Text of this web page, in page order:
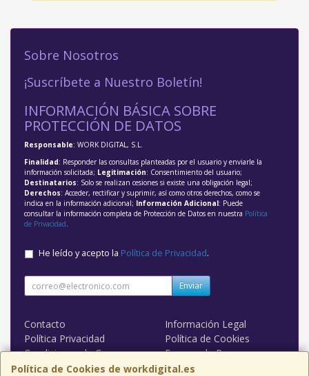
Política de Cookies de workdigital.es
Sobre Nosotros
¡Suscríbete a Nuestro Boletín!
INFORMACIÓN BÁSICA SOBRE
PROTECCIÓN DE DATOS
Responsable: WORK DIGITAL, S.L.
Finalidad: Responder las consultas planteadas por el usuario y enviarle la
información solicitada; Legitimación: Consentimiento del usuario;
Destinatarios: Solo se realizan cesiones si existe una obligación legal;
Derechos: Acceder, rectificar y suprimir, así como otros derechos, como se
indica en la información adicional; Información Adicional: Puede
consultar la información completa de Protección de Datos en nuestra Política
de Privacidad.
He leído y acepto la Política de Privacidad.
Enviar
Contacto
Información Legal
Política Privacidad
Política de Cookies
Condiciones de Compra
Formas de Pago
WORK DIGITAL